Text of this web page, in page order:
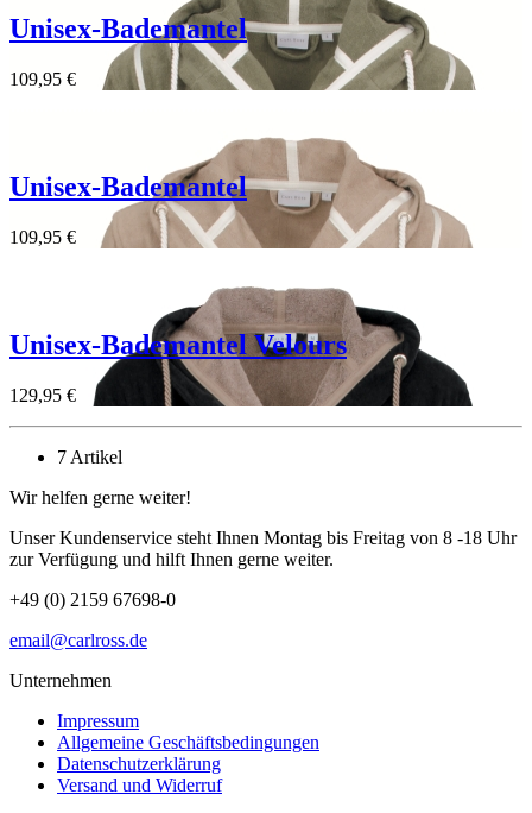
Unisex-Bademantel
109,95 €
Unisex-Bademantel
109,95 €
Unisex-Bademantel Velours
129,95 €
7 Artikel
Wir helfen gerne weiter!
Unser Kundenservice steht Ihnen Montag bis Freitag von 8 -18 Uhr
zur Verfügung und hilft Ihnen gerne weiter.
+49 (0) 2159 67698-0
email@carlross.de
Unternehmen
Impressum
Allgemeine Geschäftsbedingungen
Datenschutzerklärung
Versand und Widerruf